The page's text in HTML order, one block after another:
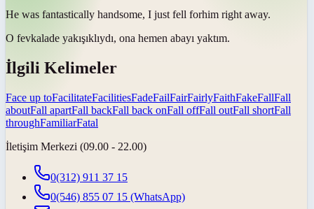
He was fantastically handsome, I just fell forhim right away.
O fevkalade yakışıklıydı, ona hemen abayı yaktım.
İlgili Kelimeler
Face up toFacilitateFacilitiesFadeFailFairFairlyFaithFakeFallFall
aboutFall apartFall backFall back onFall offFall outFall shortFall
throughFamiliarFatal
İletişim Merkezi (09.00 - 22.00)
0(312) 911 37 15
0(546) 855 07 15 (WhatsApp)